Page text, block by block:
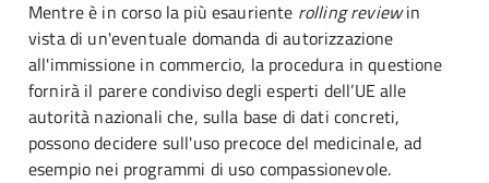
Mentre è in corso la più esauriente rolling reviewin
vista di un'eventuale domanda di autorizzazione
all'immissione in commercio, la procedura in questione
fornirà il parere condiviso degli esperti dell’UE alle
autorità nazionali che, sulla base di dati concreti,
possono decidere sull'uso precoce del medicinale, ad
esempio nei programmi di uso compassionevole.